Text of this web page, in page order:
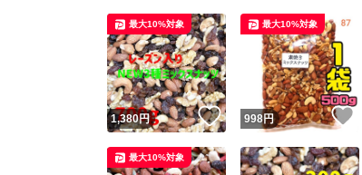
1,380円 いいね！
最大10%対象
998円
最大10%対象
最大10%対象